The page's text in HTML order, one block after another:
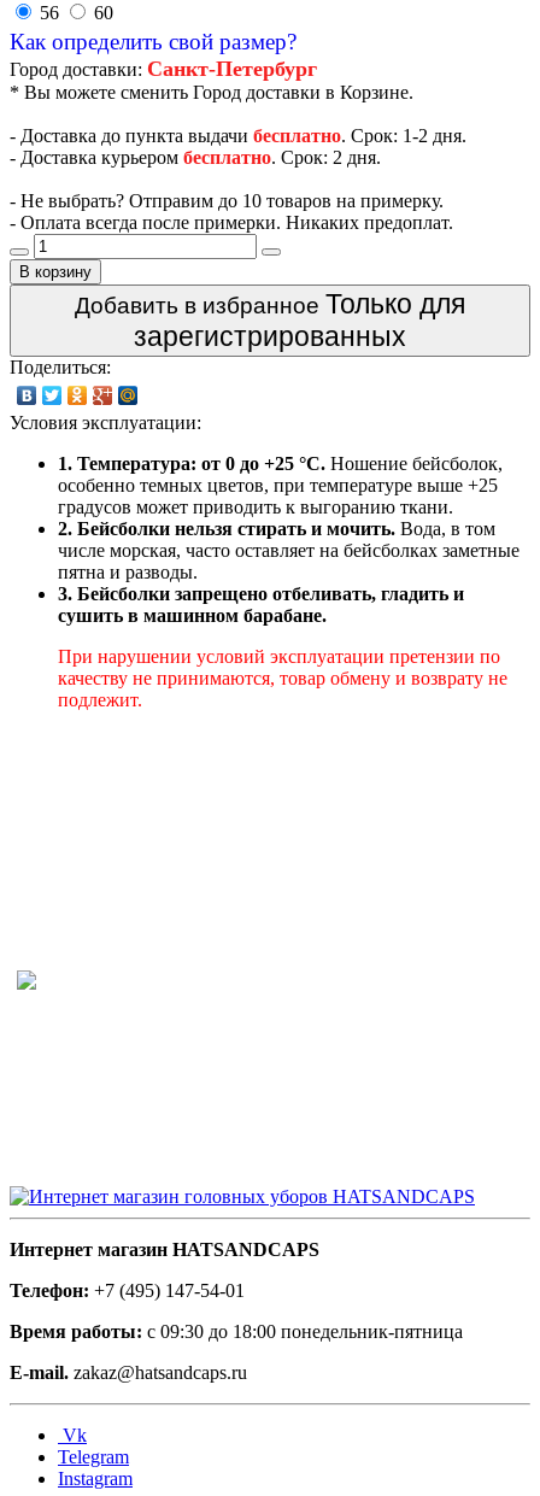
56
60
Как определить свой размер?
Город доставки: Санкт-Петербург
* Вы можете сменить Город доставки в Корзине.
- Доставка до пункта выдачи бесплатно. Срок: 1-2 дня.
- Доставка курьером бесплатно. Срок: 2 дня.
- Не выбрать? Отправим до 10 товаров на примерку.
- Оплата всегда после примерки. Никаких предоплат.
В корзину
Добавить в избранное Только для
зарегистрированных
Поделиться:
Условия эксплуатации:
1. Температура: от 0 до +25 °C. Ношение бейсболок,
особенно темных цветов, при температуре выше +25
градусов может приводить к выгоранию ткани.
2. Бейсболки нельзя стирать и мочить. Вода, в том
числе морская, часто оставляет на бейсболках заметные
пятна и разводы.
3. Бейсболки запрещено отбеливать, гладить и
сушить в машинном барабане.
При нарушении условий эксплуатации претензии по
качеству не принимаются, товар обмену и возврату не
подлежит.
Интернет магазин HATSANDCAPS
Телефон: +7 (495) 147-54-01
Время работы: с 09:30 до 18:00 понедельник-пятница
E-mail. zakaz@hatsandcaps.ru
Vk
Telegram
Instagram